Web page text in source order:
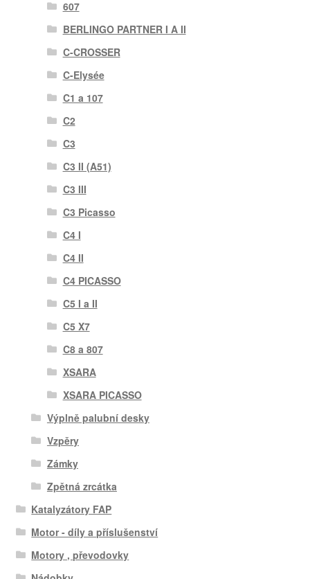
607
BERLINGO PARTNER I A II
C-CROSSER
C-Elysée
C1 a 107
C2
C3
C3 II (A51)
C3 III
C3 Picasso
C4 I
C4 II
C4 PICASSO
C5 I a II
C5 X7
C8 a 807
XSARA
XSARA PICASSO
Výplně palubní desky
Vzpěry
Zámky
Zpětná zrcátka
Katalyzátory FAP
Motor - díly a příslušenství
Motory , převodovky